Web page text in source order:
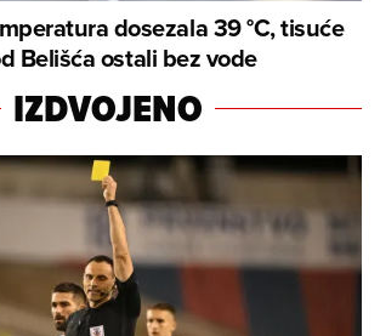
dosezala 39 °C, tisuće
Belišća ostali bez vode
IZDVOJENO